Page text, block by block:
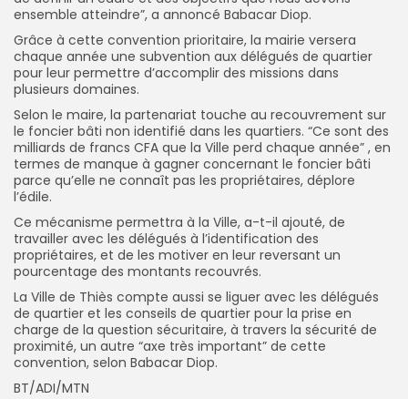
ensemble atteindre”, a annoncé Babacar Diop.
Grâce à cette convention prioritaire, la mairie versera
chaque année une subvention aux délégués de quartier
pour leur permettre d’accomplir des missions dans
plusieurs domaines.
Selon le maire, la partenariat touche au recouvrement sur
le foncier bâti non identifié dans les quartiers. “Ce sont des
milliards de francs CFA que la Ville perd chaque année” , en
termes de manque à gagner concernant le foncier bâti
parce qu’elle ne connaît pas les propriétaires, déplore
l’édile.
Ce mécanisme permettra à la Ville, a-t-il ajouté, de
travailler avec les délégués à l’identification des
propriétaires, et de les motiver en leur reversant un
pourcentage des montants recouvrés.
La Ville de Thiès compte aussi se liguer avec les délégués
de quartier et les conseils de quartier pour la prise en
charge de la question sécuritaire, à travers la sécurité de
proximité, un autre “axe très important” de cette
convention, selon Babacar Diop.
BT/ADI/MTN